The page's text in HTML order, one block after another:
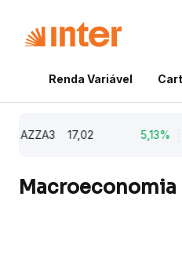
Renda Variável
AZZA3 17,02 5,13%
Macroeconomia